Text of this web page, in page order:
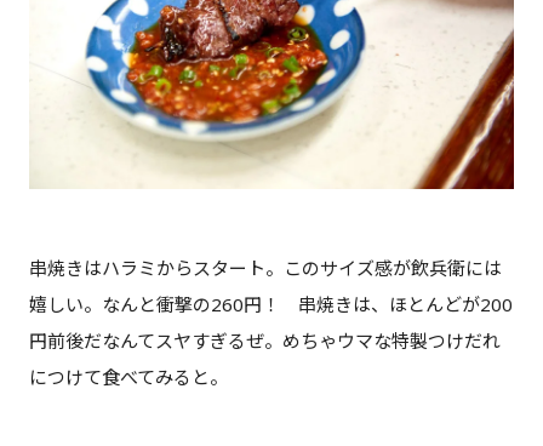
串焼きはハラミからスタート。このサイズ感が飲兵衛には
嬉しい。なんと衝撃の260円！ 串焼きは、ほとんどが200
円前後だなんてスヤすぎるぜ。めちゃウマな特製つけだれ
につけて食べてみると。